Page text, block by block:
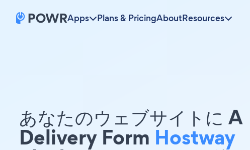
Apps Plans & PricingAboutResources
あなたのウェブサイトに A
Delivery Form Hostway